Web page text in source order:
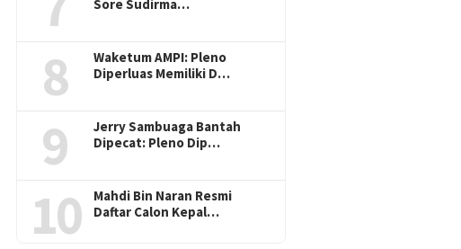
Sore Sudirma…
8
Waketum AMPI: Pleno
Diperluas Memiliki D…
9
Jerry Sambuaga Bantah
Dipecat: Pleno Dip…
10
Mahdi Bin Naran Resmi
Daftar Calon Kepal…